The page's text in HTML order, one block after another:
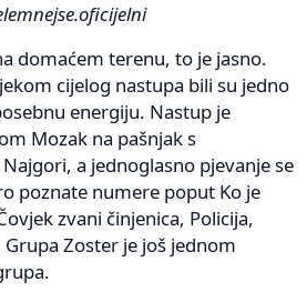
domaćem terenu, to je jasno.
cijelog nastupa bili su jedno
energiju. Nastup je
Mozak na pašnjak s
a jednoglasno pjevanje se
poznate numere poput Ko je
zvani činjenica, Policija,
Zoster je još jednom